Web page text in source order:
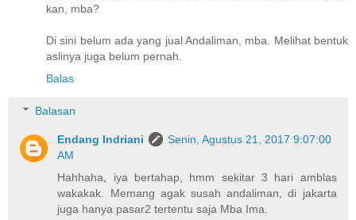
kan, mba?
Di sini belum ada yang jual Andaliman, mba. Melihat bentuk
aslinya juga belum pernah.
Balas
Balasan
Endang Indriani
Senin, Agustus 21, 2017 9:07:00
AM
Hahhaha, iya bertahap, hmm sekitar 3 hari amblas
wakakak. Memang agak susah andaliman, di jakarta
juga hanya pasar2 tertentu saja Mba Ima.